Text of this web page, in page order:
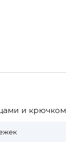
и крючком